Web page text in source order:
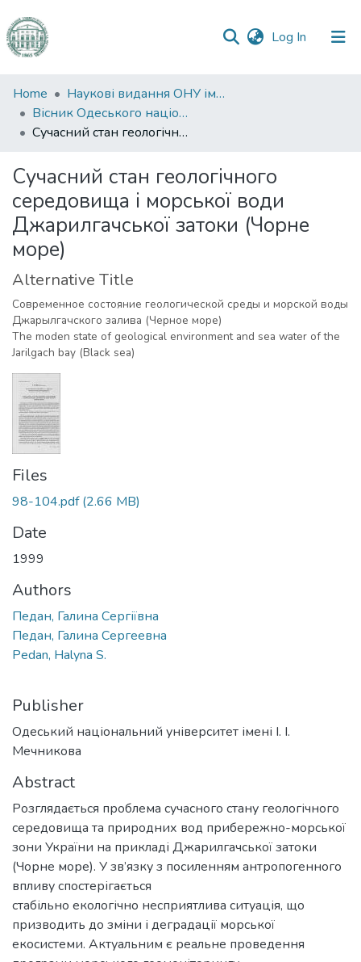
Log In (current)
Communities
&
Collections
Statistics
Home
Наукові видання ОНУ імені І. І. Мечникова
Вісник Одеського національного університету. Географічні та геологічні науки
Сучасний стан геологічного середовища і морської води Джарилгачської затоки (Чорне море)
Сучасний стан геологічного
середовища і морської води
Джарилгачської затоки (Чорне
море)
Alternative Title
Современное состояние геологической среды и морской воды
Джарылгачского залива (Черное море)
The moden state of geological environment and sea water of the
Jarilgach bay (Black sea)
Files
98-104.pdf(2.66 MB)
Date
1999
Authors
Педан, Галина Сергіївна
Педан, Галина Сергеевна
Pedan, Halyna S.
Publisher
Одеський національний університет імені І. І.
Мечникова
Abstract
Розглядається проблема сучасного стану геологічного
середовища та природних вод прибережно-морської
зони України на прикладі Джарилгачської затоки
(Чорне море). У зв’язку з посиленням антропогенного
впливу спостерігається
стабільно екологічно несприятлива ситуація, що
призводить до зміни і деградації морської
екосистеми. Актуальним є реальне проведення